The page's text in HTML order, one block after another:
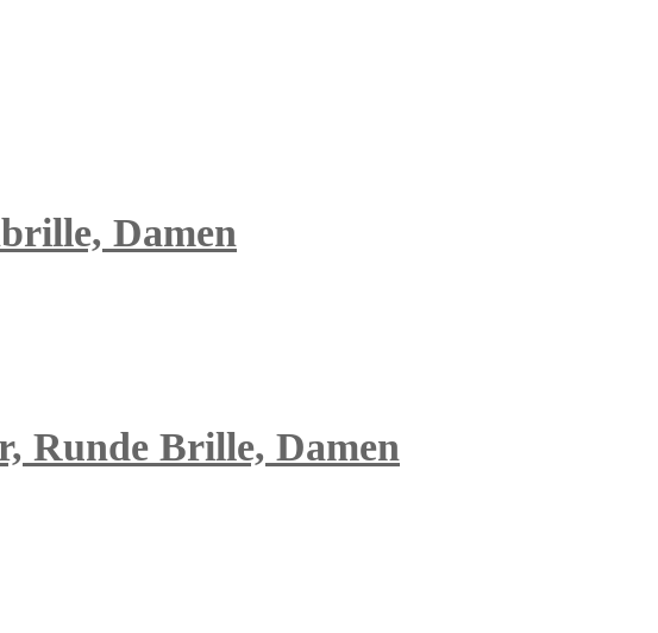
Damen
Runde Brille, Damen